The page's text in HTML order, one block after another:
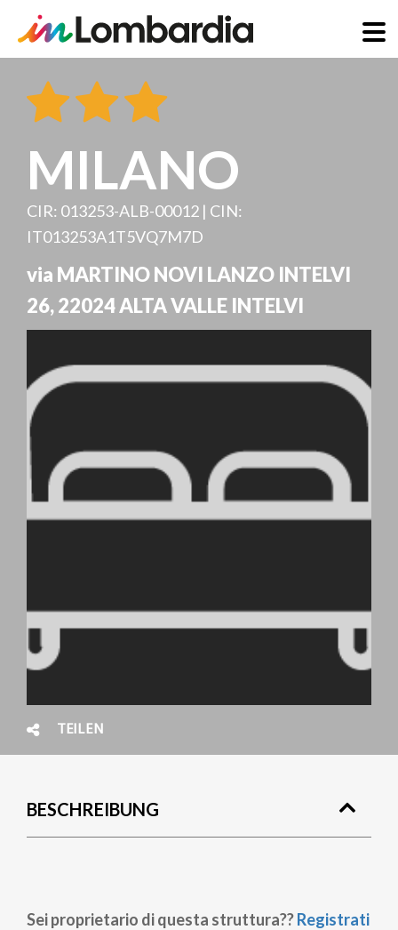
zum
Inhalt
MILANO
CIR: 013253-ALB-00012 | CIN:
IT013253A1T5VQ7M7D
via MARTINO NOVI LANZO INTELVI
26,22024ALTA VALLE INTELVI
TEILEN
BESCHREIBUNG
Sei proprietario di questa struttura??Registrati